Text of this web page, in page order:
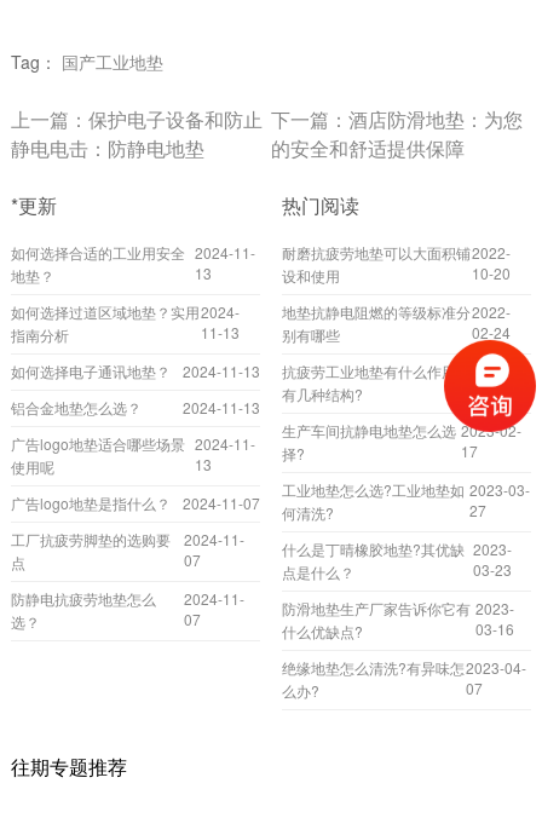
Tag： 国产工业地垫
上一篇： 保护电子设备和防止
静电电击：防静电地垫
下一篇： 酒店防滑地垫：为您
的安全和舒适提供保障
*更新
如何选择合适的工业用安全
地垫？
2024-11-
13
如何选择过道区域地垫？实用
指南分析
2024-
11-13
如何选择电子通讯地垫？
2024-11-13
铝合金地垫怎么选？
2024-11-13
广告logo地垫适合哪些场景
使用呢
2024-11-
13
广告logo地垫是指什么？
2024-11-07
工厂抗疲劳脚垫的选购要
点
2024-11-
07
防静电抗疲劳地垫怎么
选？
2024-11-
07
热门阅读
耐磨抗疲劳地垫可以大面积铺
设和使用
2022-
10-20
地垫抗静电阻燃的等级标准分
别有哪些
2022-
02-24
抗疲劳工业地垫有什么作用?
有几种结构?
2023-
04-17
生产车间抗静电地垫怎么选
择?
2023-02-
17
工业地垫怎么选?工业地垫如
何清洗?
2023-03-
27
什么是丁晴橡胶地垫?其优缺
点是什么？
2023-
03-23
防滑地垫生产厂家告诉你它有
什么优缺点?
2023-
03-16
绝缘地垫怎么清洗?有异味怎
么办?
2023-04-
07
往期专题推荐